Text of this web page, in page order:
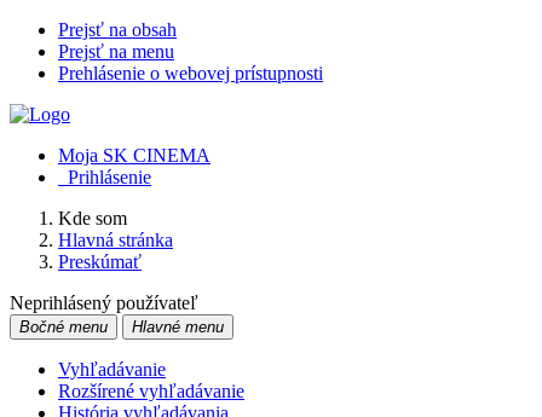
Prejsť na obsah
Prejsť na menu
Prehlásenie o webovej prístupnosti
Moja SK CINEMA
Prihlásenie
Kde som
Hlavná stránka
Preskúmať
Neprihlásený používateľ
Bočné menu Hlavné menu
Vyhľadávanie
Rozšírené vyhľadávanie
História vyhľadávania